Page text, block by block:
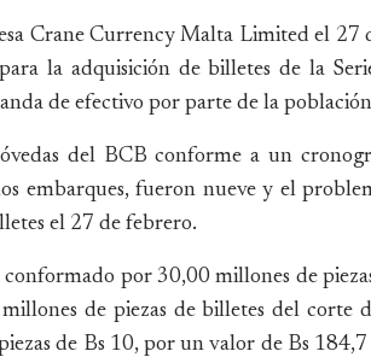
Crane Currency Malta Limited el 27
la adquisición de billetes de la
de efectivo por parte de la
del BCB conforme a un
embarques, fueron nueve y el
el 27 de febrero.
por 30,00 millones de
de piezas de billetes del corte
de Bs 10, por un valor de Bs